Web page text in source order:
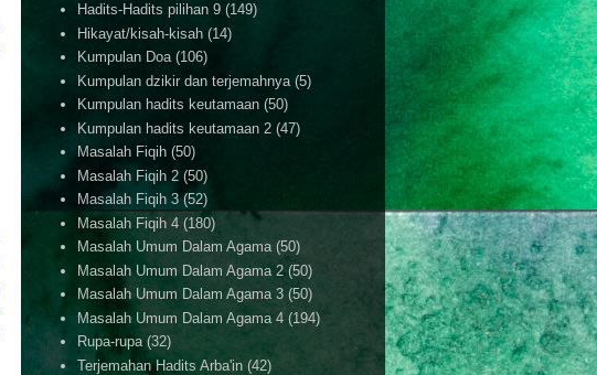
Hadits-Hadits pilihan 9 (149)
Hikayat/kisah-kisah (14)
Kumpulan Doa (106)
Kumpulan dzikir dan terjemahnya (5)
Kumpulan hadits keutamaan (50)
Kumpulan hadits keutamaan 2 (47)
Masalah Fiqih (50)
Masalah Fiqih 2 (50)
Masalah Fiqih 3 (52)
Masalah Fiqih 4 (180)
Masalah Umum Dalam Agama (50)
Masalah Umum Dalam Agama 2 (50)
Masalah Umum Dalam Agama 3 (50)
Masalah Umum Dalam Agama 4 (194)
Rupa-rupa (32)
Terjemahan Hadits Arba'in (42)